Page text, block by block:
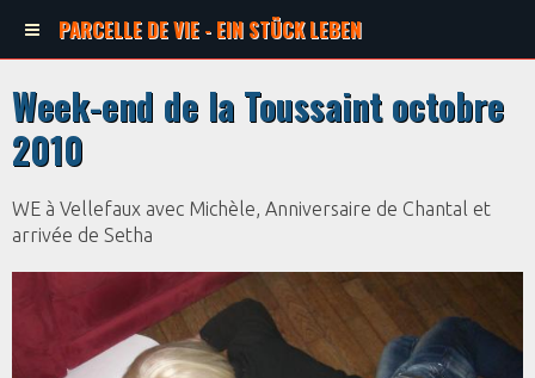
PARCELLE DE VIE - EIN STÜCK LEBEN
Week-end de la Toussaint octobre
2010
WE à Vellefaux avec Michèle, Anniversaire de Chantal et
arrivée de Setha